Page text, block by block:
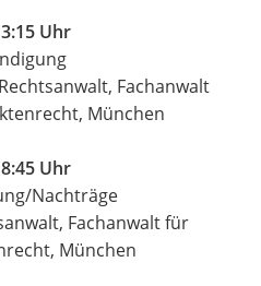
Uhr
Fachanwalt
München
Uhr
Nachträge
Fachanwalt für
München